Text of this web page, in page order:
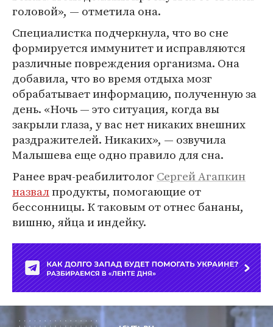
головой», — отметила она.
Специалистка подчеркнула, что во сне
формируется иммунитет и исправляются
различные повреждения организма. Она
добавила, что во время отдыха мозг
обрабатывает информацию, полученную за
день. «Ночь — это ситуация, когда вы
закрыли глаза, у вас нет никаких внешних
раздражителей. Никаких», — озвучила
Малышева еще одно правило для сна.
Ранее врач-реабилитолог Сергей Агапкин
назвалпродукты, помогающие от
бессонницы. К таковым от отнес бананы,
вишню, яйца и индейку.